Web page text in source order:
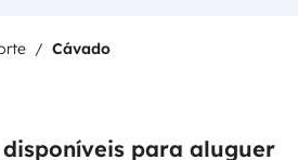
Cávado
para aluguer